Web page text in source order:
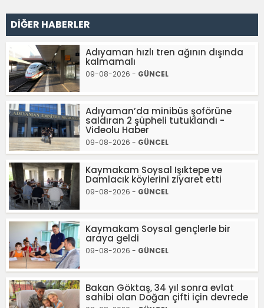
DİĞER HABERLER
Adıyaman hızlı tren ağının dışında
kalmamalı
09-08-2026 - GÜNCEL
Adıyaman’da minibüs şoförüne
saldıran 2 şüpheli tutuklandı -
Videolu Haber
09-08-2026 - GÜNCEL
Kaymakam Soysal Işıktepe ve
Damlacık köylerini ziyaret etti
09-08-2026 - GÜNCEL
Kaymakam Soysal gençlerle bir
araya geldi
09-08-2026 - GÜNCEL
Bakan Göktaş, 34 yıl sonra evlat
sahibi olan Doğan çifti için devrede